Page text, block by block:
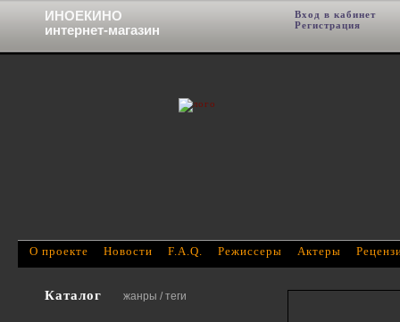
Каталог жанры / теги
О проекте Новости F.A.Q. Режиссеры Актеры
ИНОЕКИНО
интернет-магазин
Вход в кабинет
Регистрация